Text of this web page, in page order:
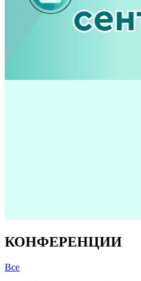
КОНФЕРЕНЦИИ
Все